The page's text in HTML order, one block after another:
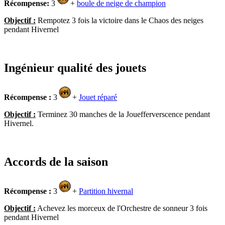
Récompense: 3 + boule de neige de champion
Objectif : Rempotez 3 fois la victoire dans le Chaos des neiges
pendant Hivernel
Ingénieur qualité des jouets
Récompense : 3 + Jouet réparé
Objectif : Terminez 30 manches de la Jouefferverscence pendant
Hivernel.
Accords de la saison
Récompense : 3 + Partition hivernal
Objectif : Achevez les morceux de l'Orchestre de sonneur 3 fois
pendant Hivernel